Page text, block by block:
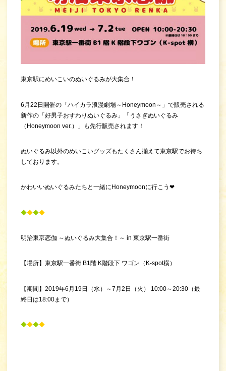
東京駅にめいこいのぬいぐるみが大集合！
6月22日開催の「ハイカラ浪漫劇場～Honeymoon～」で販売される
新作の「好男子おすわりぬいぐるみ」「うさぎぬいぐるみ
（Honeymoon ver.）」も先行販売されます！
ぬいぐるみ以外のめいこいグッズもたくさん揃えて東京駅でお待ち
しております。
かわいいぬいぐるみたちと一緒にHoneymoonに行こう❤
◆◆◆◆
明治東亰恋伽 ～ぬいぐるみ大集合！～ in 東京駅一番街
【場所】東京駅一番街 B1階 K階段下 ワゴン（K-spot横）
【期間】2019年6月19日（水）～7月2日（火） 10:00～20:30（最
終日は18:00まで）
◆◆◆◆